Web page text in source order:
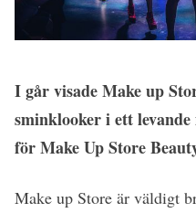
I går visade Make up
sminklooker i ett
för Make Up Store
Make up Store är väldigt